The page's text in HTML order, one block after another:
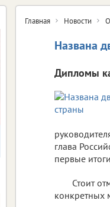
Главная Новости
Названа
Дипломы
глава
первые
Стоит
конкретных